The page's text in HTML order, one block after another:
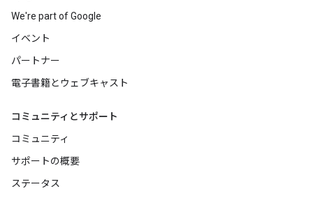
We're part of Google
イベント
パートナー
電子書籍とウェブキャスト
コミュニティとサポート
コミュニティ
サポートの概要
ステータス